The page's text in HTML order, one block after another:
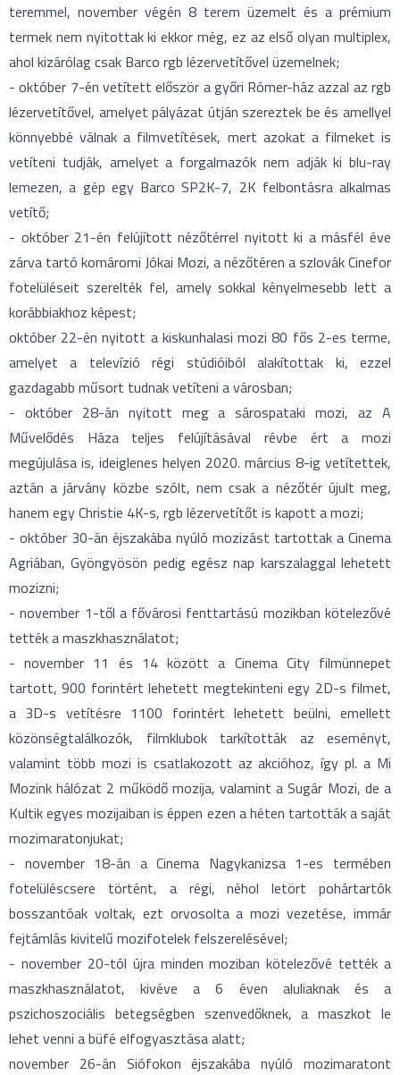
teremmel, november végén 8 terem üzemelt és a prémium
termek nem nyitottak ki ekkor még, ez az első olyan multiplex,
ahol kizárólag csak Barco rgb lézervetítővel üzemelnek;
- október 7-én vetített először a győri Rómer-ház azzal az rgb
lézervetítővel, amelyet pályázat útján szereztek be és amellyel
könnyebbé válnak a filmvetítések, mert azokat a filmeket is
vetíteni tudják, amelyet a forgalmazók nem adják ki blu-ray
lemezen, a gép egy Barco SP2K-7, 2K felbontásra alkalmas
vetítő;
- október 21-én felújított nézőtérrel nyitott ki a másfél éve
zárva tartó komáromi Jókai Mozi, a nézőtéren a szlovák Cinefor
fotelüléseit szerelték fel, amely sokkal kényelmesebb lett a
korábbiakhoz képest;
október 22-én nyitott a kiskunhalasi mozi 80 fős 2-es terme,
amelyet a televízió régi stúdióiból alakítottak ki, ezzel
gazdagabb műsort tudnak vetíteni a városban;
- október 28-án nyitott meg a sárospataki mozi, az A
Művelődés Háza teljes felújításával révbe ért a mozi
megújulása is, ideiglenes helyen 2020. március 8-ig vetítettek,
aztán a járvány közbe szólt, nem csak a nézőtér újult meg,
hanem egy Christie 4K-s, rgb lézervetítőt is kapott a mozi;
- október 30-án éjszakába nyúló mozizást tartottak a Cinema
Agriában, Gyöngyösön pedig egész nap karszalaggal lehetett
mozizni;
- november 1-től a fővárosi fenttartású mozikban kötelezővé
tették a maszkhasználatot;
- november 11 és 14 között a Cinema City filmünnepet
tartott, 900 forintért lehetett megtekinteni egy 2D-s filmet,
a 3D-s vetítésre 1100 forintért lehetett beülni, emellett
közönségtalálkozók, filmklubok tarkították az eseményt,
valamint több mozi is csatlakozott az akcióhoz, így pl. a Mi
Mozink hálózat 2 működő mozija, valamint a Sugár Mozi, de a
Kultik egyes mozijaiban is éppen ezen a héten tartották a saját
mozimaratonjukat;
- november 18-án a Cinema Nagykanizsa 1-es termében
fotelüléscsere történt, a régi, néhol letört pohártartók
bosszantóak voltak, ezt orvosolta a mozi vezetése, immár
fejtámlás kivitelű mozifotelek felszerelésével;
- november 20-tól újra minden moziban kötelezővé tették a
maszkhasználatot, kivéve a 6 éven aluliaknak és a
pszichoszociális betegségben szenvedőknek, a maszkot le
lehet venni a büfé elfogyasztása alatt;
november 26-án Siófokon éjszakába nyúló mozimaratont